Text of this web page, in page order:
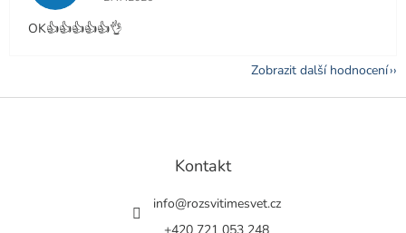
OK👍👍👍👍👍👌
Zobrazit další hodnocení
Z
Kontakt
info@rozsvitimesvet.cz